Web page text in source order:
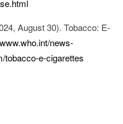
August 30). Tobacco: E-
news-
tobacco-e-cigarettes